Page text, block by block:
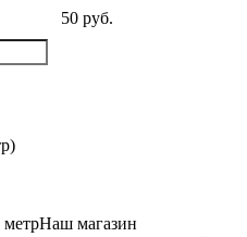
50 руб.
магазин